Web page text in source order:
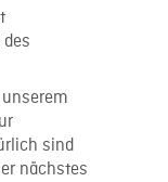
sind
nächstes